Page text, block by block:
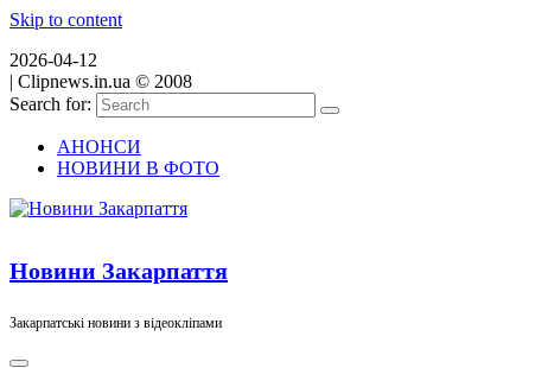
Skip to content
2026-04-12
| Clipnews.in.ua © 2008
Search for:
АНОНСИ
НОВИНИ В ФОТО
Новини Закарпаття
Закарпатські новини з відеокліпами